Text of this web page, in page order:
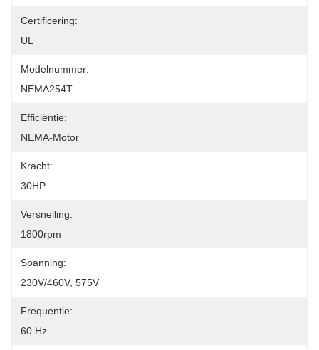
Certificering:
UL
Modelnummer:
NEMA254T
Efficiëntie:
NEMA-Motor
Kracht:
30HP
Versnelling:
1800rpm
Spanning:
230V/460V, 575V
Frequentie:
60 Hz